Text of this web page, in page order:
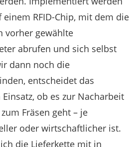
einem RFID-Chip, mit dem die
vorher gewählte
abrufen und sich selbst
dann noch die
entscheidet das
ob es zur Nacharbeit
Fräsen geht – je
oder wirtschaftlicher ist.
die Lieferkette mit in